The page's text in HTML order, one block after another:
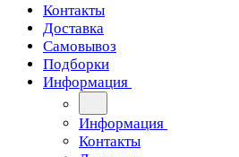
Контакты
Доставка
Самовывоз
Подборки
Информация
Информация
Контакты